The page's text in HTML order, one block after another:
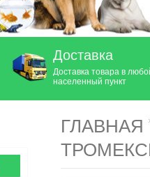
Доставка
Доставка товара в
населенный пункт
ГЛАВНАЯ